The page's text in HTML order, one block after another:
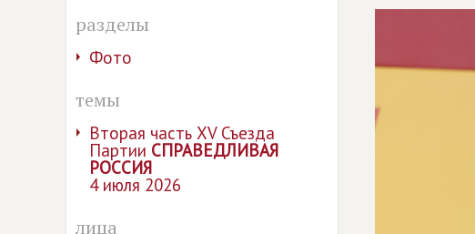
разделы
Фото
темы
Вторая часть XV Съезда
Партии СПРАВЕДЛИВАЯ
РОССИЯ
4 июля 2026
лица